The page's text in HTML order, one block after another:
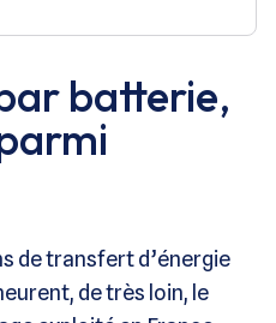
batterie,
de transfert d’énergie
de très loin, le